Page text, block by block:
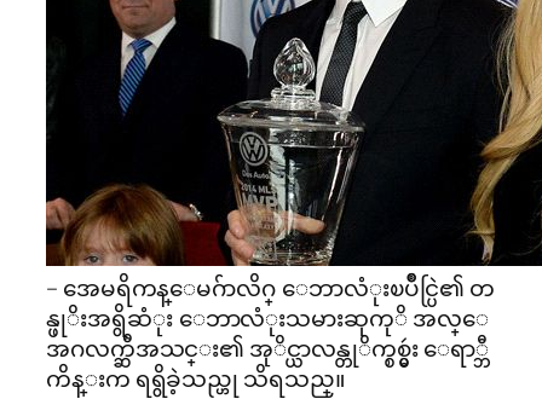
– အေမရိကန္ေမဂ်ာလိဂ္ ေဘာလံုးၿပိဳင္ပြဲ၏ တ
န္ဖုိးအရွိဆံုး ေဘာလံုးသမားဆုကုိ အလ္ေ
အဂလက္ဆီအသင္း၏ အုိင္ယာလန္တုိက္စစ္မွဴး ေရာ္ဘီ
ကိန္းက ရရွိခဲ့သည္ဟု သိရသည္။